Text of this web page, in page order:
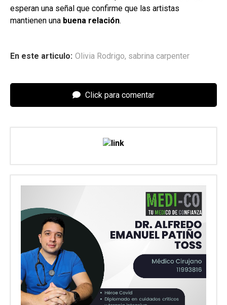
esperan una señal que confirme que las artistas
mantienen una buena relación.
En este articulo: Olivia Rodrigo, sabrina carpenter
Click para comentar